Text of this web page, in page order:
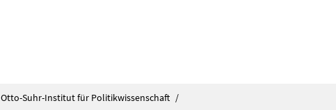
Otto-Suhr-Institut für Politikwissenschaft /